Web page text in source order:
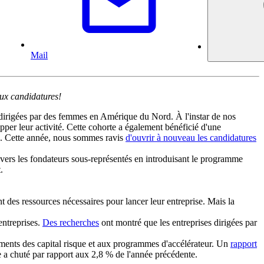
Mail
candidatures!
par des femmes en Amérique du Nord. À l'instar de nos
leur activité. Cette cohorte a également bénéficié d'une
année, nous sommes ravis d'ouvrir à nouveau les candidatures
les fondateurs sous-représentés en introduisant le programme
ressources nécessaires pour lancer leur entreprise. Mais la
Des recherches ont montré que les entreprises dirigées par
des capital risque et aux programmes d'accélérateur. Un rapport
chuté par rapport aux 2,8 % de l'année précédente.